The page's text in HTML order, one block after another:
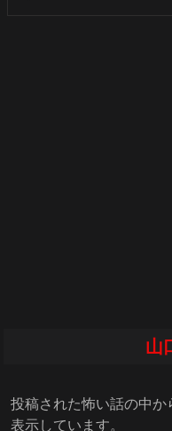
山
投稿された怖い話の中
表示しています。